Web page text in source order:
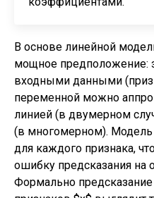
В основе линейной
мощное предположение:
входными данными
переменной можно
линией (в двумерном
(в многомерном).
для каждого признака,
ошибку предсказания
Формально